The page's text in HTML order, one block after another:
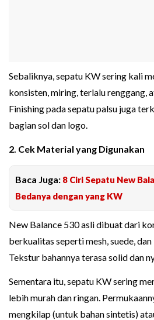
Sebaliknya, sepatu KW sering kali
konsisten, miring, terlalu renggang,
Finishing pada sepatu palsu juga
bagian sol dan logo.
2. Cek Material yang Digunakan
Baca Juga: 8 Ciri Sepatu New
Bedanya dengan yang KW
New Balance 530 asli dibuat dari
berkualitas seperti mesh, suede,
Tekstur bahannya terasa solid dan
Sementara itu, sepatu KW sering
lebih murah dan ringan.
mengkilap (untuk bahan sintetis)